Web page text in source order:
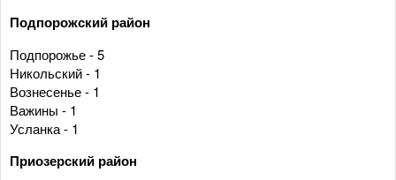
Подпорожский район
Подпорожье - 5
Никольский - 1
Вознесенье - 1
Важины - 1
Усланка - 1
Приозерский район